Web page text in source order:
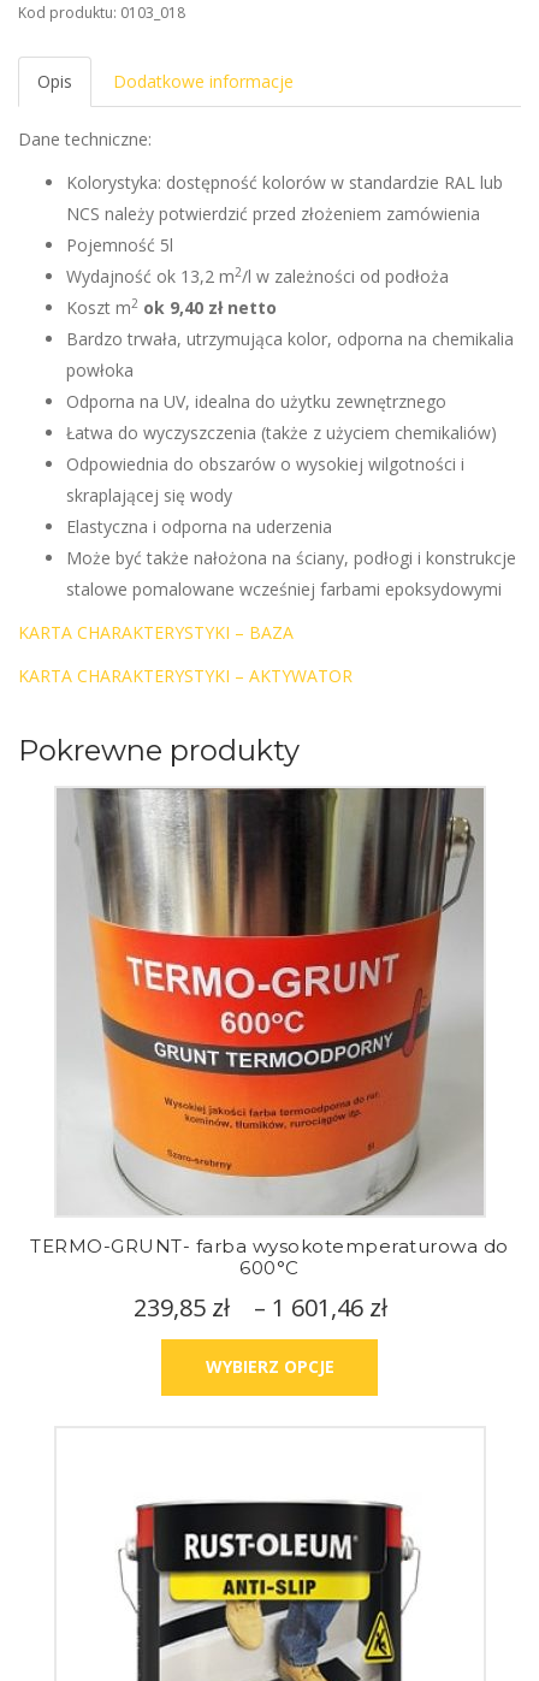
Kod produktu: 0103_018
Opis Dodatkowe informacje
Dane techniczne:
Kolorystyka: dostępność kolorów w standardzie RAL lub
NCS należy potwierdzić przed złożeniem zamówienia
Pojemność 5l
Wydajność ok 13,2 m2/l w zależności od podłoża
Koszt m2 ok 9,40 zł netto
Bardzo trwała, utrzymująca kolor, odporna na chemikalia
powłoka
Odporna na UV, idealna do użytku zewnętrznego
Łatwa do wyczyszczenia (także z użyciem chemikaliów)
Odpowiednia do obszarów o wysokiej wilgotności i
skraplającej się wody
Elastyczna i odporna na uderzenia
Może być także nałożona na ściany, podłogi i konstrukcje
stalowe pomalowane wcześniej farbami epoksydowymi
KARTA CHARAKTERYSTYKI – BAZA
KARTA CHARAKTERYSTYKI – AKTYWATOR
Pokrewne produkty
TERMO-GRUNT- farba wysokotemperaturowa do
600°C
239,85 zł – 1 601,46 zł
WYBIERZ OPCJE